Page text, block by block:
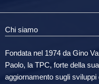
Chi siamo
Fondata nel 1974 da Gino
Paolo, la TPC, forte della
aggiornamento sugli